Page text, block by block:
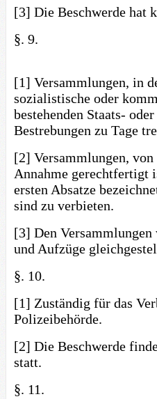
[3] Die Beschwerde hat
§. 9.
[1] Versammlungen, in
sozialistische oder
bestehenden Staats-
Bestrebungen zu Tage
[2] Versammlungen, von
Annahme gerechtfertigt
ersten Absatze
sind zu verbieten.
[3] Den
und Aufzüge
§. 10.
[1] Zuständig für das
Polizeibehörde.
[2] Die Beschwerde
statt.
§. 11.